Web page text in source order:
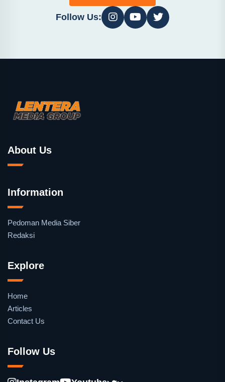
Follow Us:
About Us
Information
Pedoman Media Siber
Redaksi
Explore
Home
Articles
Contact Us
Follow Us